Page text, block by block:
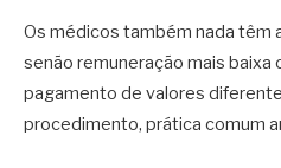
Os médicos também nada têm
senão remuneração mais baixa
pagamento de valores
procedimento, prática comum